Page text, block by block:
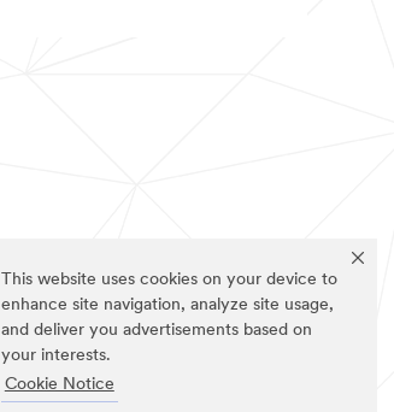
This website uses cookies on your device to
enhance site navigation, analyze site usage,
and deliver you advertisements based on
your interests.
Cookie Notice